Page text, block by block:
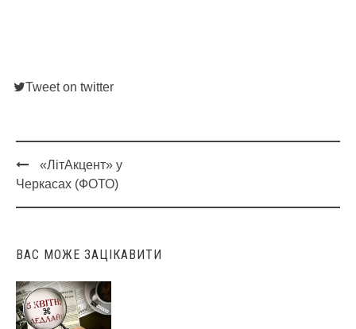
Tweet on twitter
Post
navigation
«ЛітАкцент» у
Черкасах (ФОТО)
ВАС МОЖЕ ЗАЦІКАВИТИ